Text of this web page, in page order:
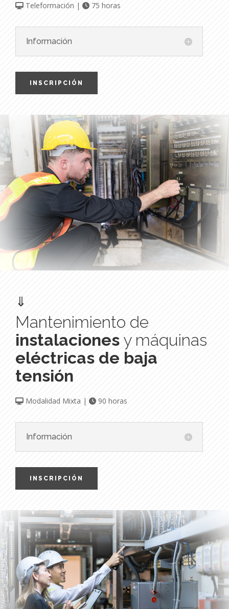
Teleformación | 75 horas
Información
INSCRIPCIÓN
⇓
Mantenimiento de
instalaciones y máquinas
eléctricas de baja
tensión
Modalidad Mixta | 90 horas
Información
INSCRIPCIÓN